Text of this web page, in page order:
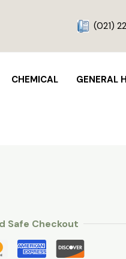
(021)
CHEMICAL GENERAL
Safe Checkout